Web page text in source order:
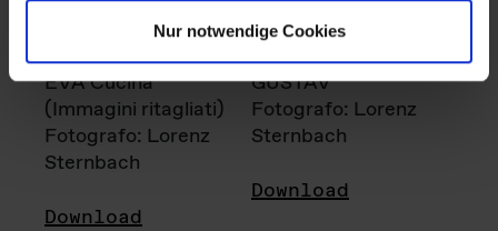
Nur notwendige Cookies
EVA Cucina
(Immagini ritagliati)
Fotografo: Lorenz
Sternbach
Download
GUSTAV
Fotografo: Lorenz
Sternbach
Download